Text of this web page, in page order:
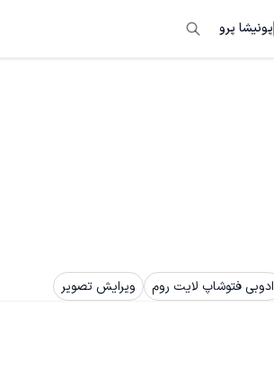
پونیشا پرو
ادوبی فتوشاپ لایت روم ویرایش تصویر